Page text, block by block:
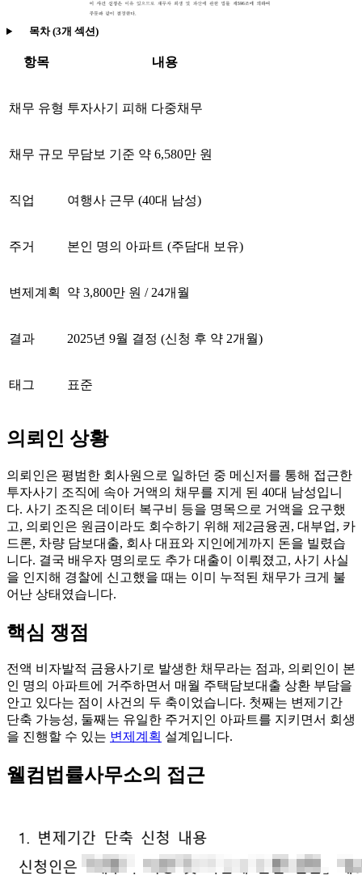
목차 (3개 섹션)
항목 내용
채무 유형 투자사기 피해 다중채무
채무 규모 무담보 기준 약 6,580만 원
직업 여행사 근무 (40대 남성)
주거 본인 명의 아파트 (주담대 보유)
변제계획 약 3,800만 원 / 24개월
결과 2025년 9월 결정 (신청 후 약 2개월)
태그 표준
의뢰인 상황
의뢰인은 평범한 회사원으로 일하던 중 메신저를 통해 접근한
투자사기 조직에 속아 거액의 채무를 지게 된 40대 남성입니
다. 사기 조직은 데이터 복구비 등을 명목으로 거액을 요구했
고, 의뢰인은 원금이라도 회수하기 위해 제2금융권, 대부업, 카
드론, 차량 담보대출, 회사 대표와 지인에게까지 돈을 빌렸습
니다. 결국 배우자 명의로도 추가 대출이 이뤄졌고, 사기 사실
을 인지해 경찰에 신고했을 때는 이미 누적된 채무가 크게 불
어난 상태였습니다.
핵심 쟁점
전액 비자발적 금융사기로 발생한 채무라는 점과, 의뢰인이 본
인 명의 아파트에 거주하면서 매월 주택담보대출 상환 부담을
안고 있다는 점이 사건의 두 축이었습니다. 첫째는 변제기간
단축 가능성, 둘째는 유일한 주거지인 아파트를 지키면서 회생
을 진행할 수 있는 변제계획 설계입니다.
웰컴법률사무소의 접근